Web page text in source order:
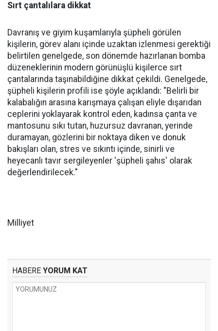
Sırt çantalılara dikkat
Davranış ve giyim kuşamlarıyla şüpheli görülen
kişilerin, görev alanı içinde uzaktan izlenmesi gerektiği
belirtilen genelgede, son dönemde hazırlanan bomba
düzeneklerinin modern görünüşlü kişilerce sırt
çantalarında taşınabildiğine dikkat çekildi. Genelgede,
şüpheli kişilerin profili ise şöyle açıklandı: "Belirli bir
kalabalığın arasına karışmaya çalışan eliyle dışarıdan
ceplerini yoklayarak kontrol eden, kadınsa çanta ve
mantosunu sıkı tutan, huzursuz davranan, yerinde
duramayan, gözlerini bir noktaya diken ve donuk
bakışları olan, stres ve sıkıntı içinde, sinirli ve
heyecanlı tavır sergileyenler 'şüpheli şahıs' olarak
değerlendirilecek."
Milliyet
HABERE YORUM KAT